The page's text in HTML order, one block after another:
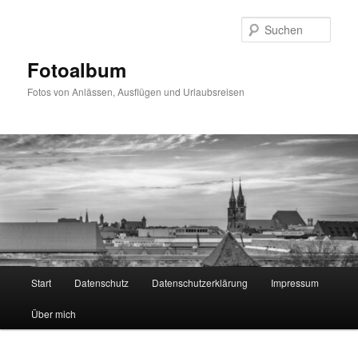
Fotoalbum
Fotos von Anlässen, Ausflügen und Urlaubsreisen
Start Datenschutz Datenschutzerklärung Impressum
Über mich